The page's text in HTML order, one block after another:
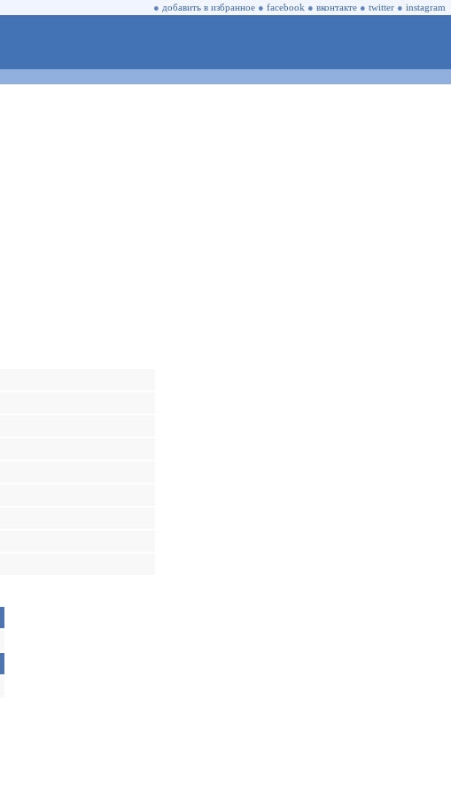
● добавить в избранное ● facebook ● вконтакте ● twitter ● instagram